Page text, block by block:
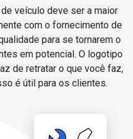
veículo deve ser a maior
com o fornecimento de
para se tornarem o
em potencial. O logotipo
de retratar o que você faz,
é útil para os clientes.